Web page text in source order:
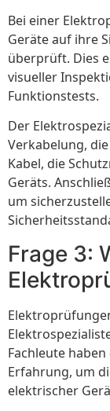
Bei einer
Geräte auf ihre
überprüft. Dies
visueller
Funktionstests.
Der
Verkabelung,
Kabel, die
Geräts.
um
Frage 3:
Fachleute
Erfahrung, um
elektrischer